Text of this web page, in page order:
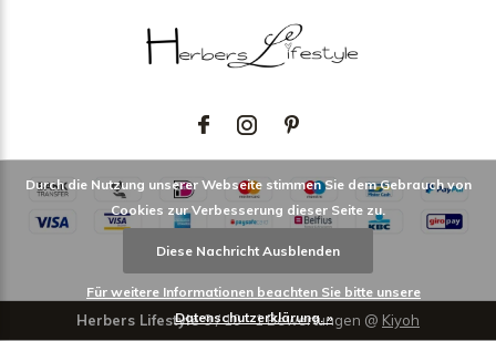
Herbers Lifestyle9/10-1Bewertungen @ Kiyoh
Durch die Nutzung unserer Webseite stimmen Sie dem Gebrauch von
Cookies zur Verbesserung dieser Seite zu.
Diese Nachricht Ausblenden
Für weitere Informationen beachten Sie bitte unsere
Datenschutzerklärung. »